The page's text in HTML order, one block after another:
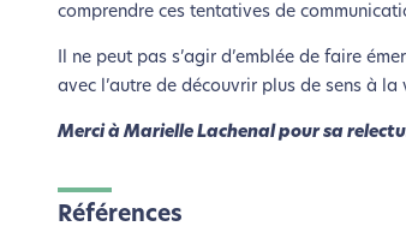
comprendre ces tentatives de
Il ne peut pas s’agir d’emblée de faire
avec l’autre de découvrir plus de sens à
Merci à Marielle Lachenal pour sa
Références